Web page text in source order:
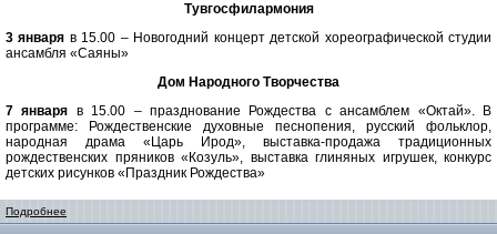
Тувгосфилармония
3 января в 15.00 – Новогодний концерт детской хореографической студии
ансамбля «Саяны»
Дом Народного Творчества
7 января в 15.00 – празднование Рождества с ансамблем «Октай». В
программе: Рождественские духовные песнопения, русский фольклор,
народная драма «Царь Ирод», выставка-продажа традиционных
рождественских пряников «Козуль», выставка глиняных игрушек, конкурс
детских рисунков «Праздник Рождества»
Подробнее